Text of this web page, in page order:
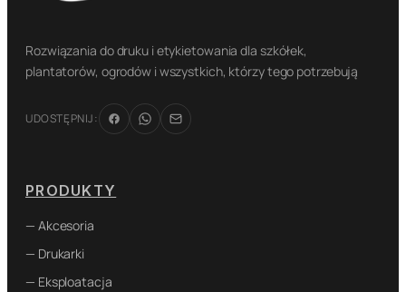
Rozwiązania do druku i etykietowania dla szkółek,
plantatorów, ogrodów i wszystkich, którzy tego potrzebują
UDOSTĘPNIJ:
PRODUKTY
— Akcesoria
— Drukarki
— Eksploatacja